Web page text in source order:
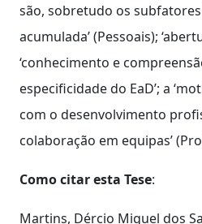
são, sobretudo os subfatores
acumulada’ (Pessoais);
‘conhecimento e
especificidade do EaD’; a
com o desenvolvimento
colaboração em equipas’
Como citar esta Tese:
Martins, Dércio Miguel dos